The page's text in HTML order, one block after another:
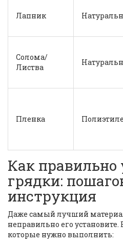
Лапник
Солома/
Листва
Пленка
Как
грядки:
инструкция
Даже самый лучший
неправильно его
которые нужно выполнить: